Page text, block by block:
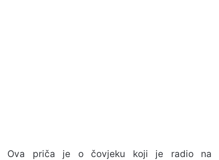
Ova priča je o čovjeku koji je radio na